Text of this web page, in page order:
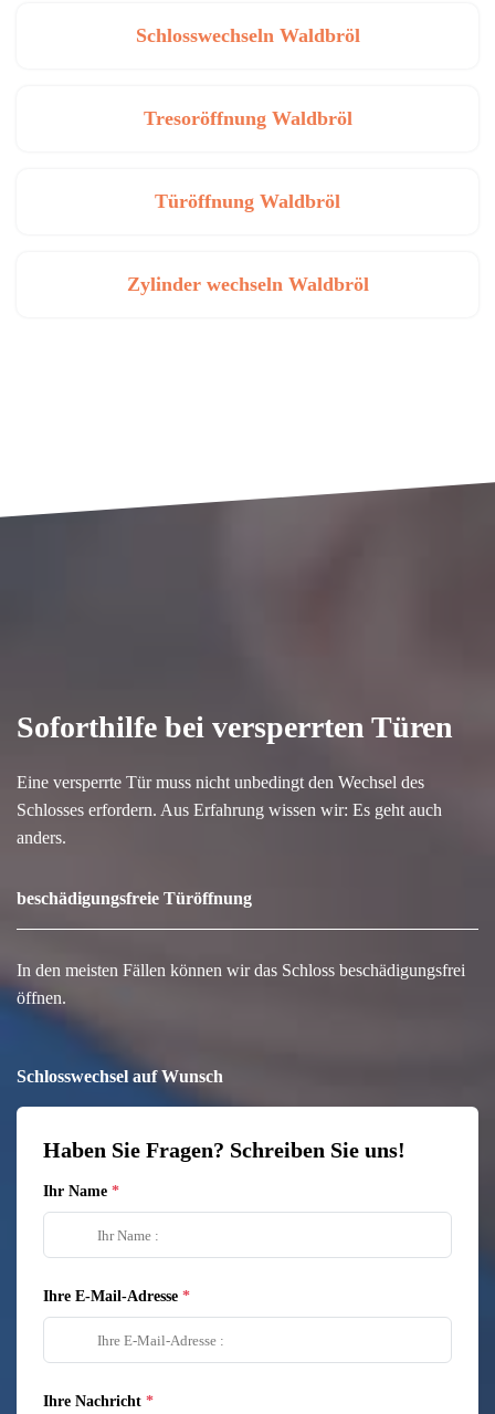
Schlosswechseln Waldbröl
Tresoröffnung Waldbröl
Türöffnung Waldbröl
Zylinder wechseln Waldbröl
Soforthilfe bei versperrten Türen
Eine versperrte Tür muss nicht unbedingt den Wechsel des
Schlosses erfordern. Aus Erfahrung wissen wir: Es geht auch
anders.
beschädigungsfreie Türöffnung
In den meisten Fällen können wir das Schloss beschädigungsfrei
öffnen.
Schlosswechsel auf Wunsch
Haben Sie Fragen? Schreiben Sie uns!
Ihr Name
Ihre E-Mail-Adresse
Ihre Nachricht